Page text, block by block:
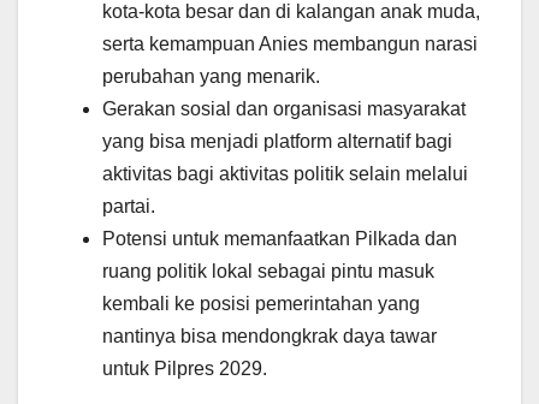
kota-kota besar dan di kalangan anak muda,
serta kemampuan Anies membangun narasi
perubahan yang menarik.
Gerakan sosial dan organisasi masyarakat
yang bisa menjadi platform alternatif bagi
aktivitas bagi aktivitas politik selain melalui
partai.
Potensi untuk memanfaatkan Pilkada dan
ruang politik lokal sebagai pintu masuk
kembali ke posisi pemerintahan yang
nantinya bisa mendongkrak daya tawar
untuk Pilpres 2029.